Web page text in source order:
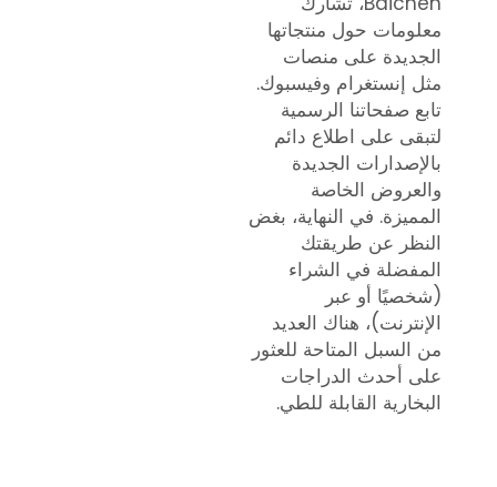
معلومات حول منتجاتها
الجديدة على منصات
مثل إنستغرام وفيسبوك.
تابع صفحاتنا الرسمية
لتبقى على اطلاع دائم
بالإصدارات الجديدة
والعروض الخاصة
المميزة. في النهاية، بغض
النظر عن طريقتك
المفضلة في الشراء
(شخصيًا أو عبر
الإنترنت)، هناك العديد
من السبل المتاحة للعثور
على أحدث الدراجات
البخارية القابلة للطي.